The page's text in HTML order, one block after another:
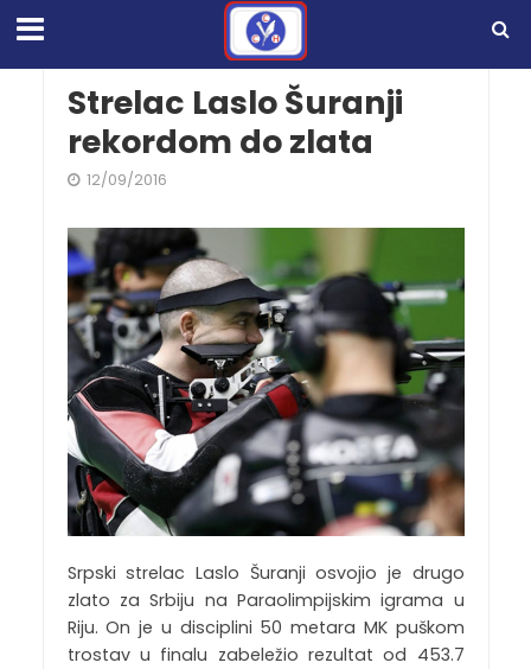
Strelac Laslo Šuranji
rekordom do zlata
12/09/2016
Srpski strelac Laslo Šuranji osvojio je drugo
zlato za Srbiju na Paraolimpijskim igrama u
Riju. On je u disciplini 50 metara MK puškom
trostav u finalu zabeležio rezultat od 453.7